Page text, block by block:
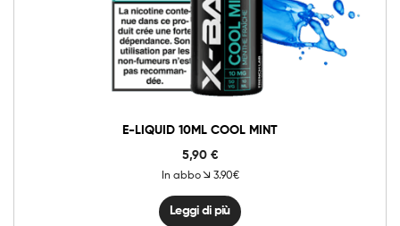
E-LIQUID 10ML COOL MINT
5,90 €
In abbo 3.90€
Leggi di più